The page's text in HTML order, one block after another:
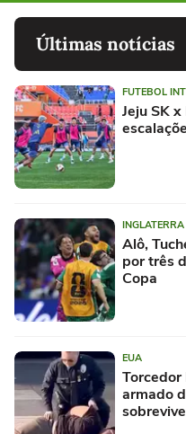
Últimas notícias
FUTEBOL
Jeju SK
INGLATERRA
Alô,
por três
Copa
EUA
armado
sobrevive